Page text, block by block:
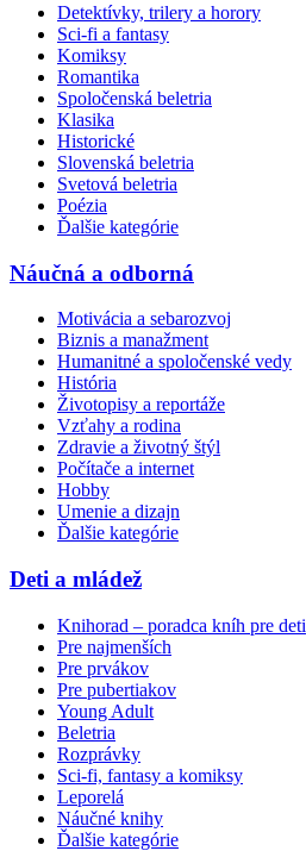
Detektívky, trilery a horory
Sci-fi a fantasy
Komiksy
Romantika
Spoločenská beletria
Klasika
Historické
Slovenská beletria
Svetová beletria
Poézia
Ďalšie kategórie
Náučná a odborná
Motivácia a sebarozvoj
Biznis a manažment
Humanitné a spoločenské vedy
História
Životopisy a reportáže
Vzťahy a rodina
Zdravie a životný štýl
Počítače a internet
Hobby
Umenie a dizajn
Ďalšie kategórie
Deti a mládež
Knihorad – poradca kníh pre deti
Pre najmenších
Pre prvákov
Pre pubertiakov
Young Adult
Beletria
Rozprávky
Sci-fi, fantasy a komiksy
Leporelá
Náučné knihy
Ďalšie kategórie